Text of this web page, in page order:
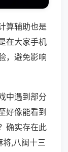
算辅助也是
在大家手机
，避免影响
中遇到部分
好像能看到
确实存在此
,八闽十三